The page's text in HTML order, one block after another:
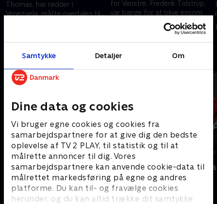
Samtykke Detaljer Om
Dine data og cookies
Vi bruger egne cookies og cookies fra
samarbejdspartnere for at give dig den bedste
oplevelse af TV 2 PLAY, til statistik og til at
målrette annoncer til dig. Vores
samarbejdspartnere kan anvende cookie-data til
målrettet markedsføring på egne og andres
platforme. Du kan til- og fravælge cookies
herunder, og du kan altid trække dit samtykke
Thomas, har rødder i
Venezuela, måtte overtales til
for Venstre, Frederik Tolstrup,
var bange for at blive ensom
som landmand, gerne vil tale
velfærd og elsker bagværk
6. oktober 2025 • 29 min
Andre så også
Interview med dronning Margrethe
- 100-året for Genforeningen
2020 • Nyheder • 38 min
Nyheder